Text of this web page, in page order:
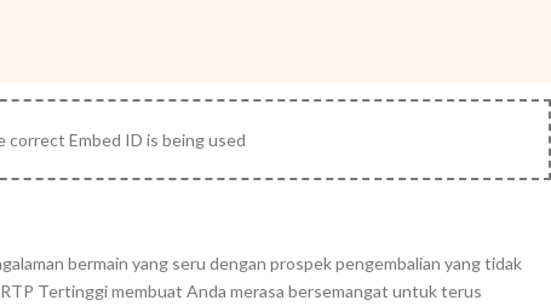
bermain yang seru dengan prospek pengembalian yang tidak
Tertinggi membuat Anda merasa bersemangat untuk terus